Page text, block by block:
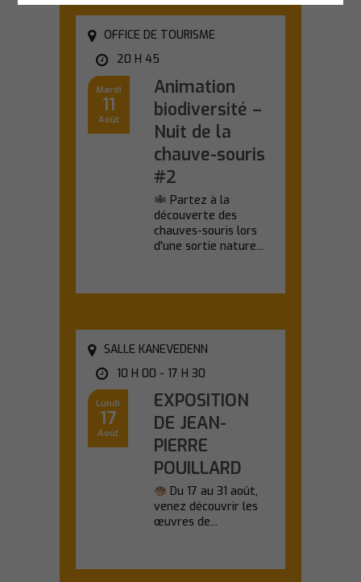
OFFICE DE TOURISME
20 H 45
Mardi
11
Août
Animation
biodiversité –
Nuit de la
chauve-souris
#2
Partez à la
découverte des
chauves-souris lors
d'une sortie nature...
SALLE KANEVEDENN
10 H 00 - 17 H 30
Lundi
17
Août
EXPOSITION
DE JEAN-
PIERRE
POUILLARD
Du 17 au 31 août,
venez découvrir les
œuvres de...